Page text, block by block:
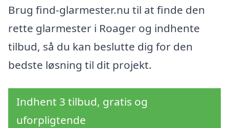
Brug find-glarmester.nu til at finde den
rette glarmester i Roager og indhente
tilbud, så du kan beslutte dig for den
bedste løsning til dit projekt.
Indhent 3 tilbud, gratis og
uforpligtende